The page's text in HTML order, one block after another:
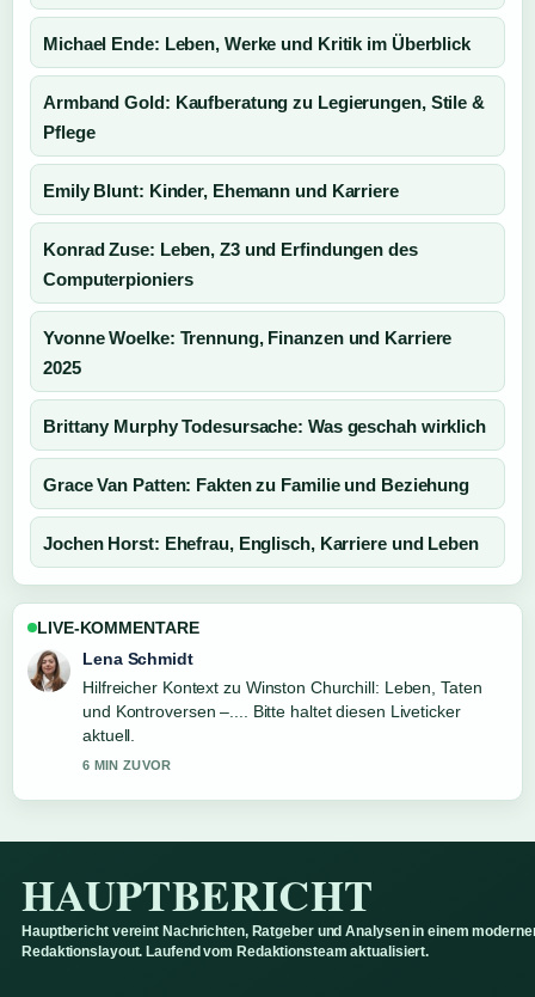
Michael Ende: Leben, Werke und Kritik im Überblick
Armband Gold: Kaufberatung zu Legierungen, Stile &
Pflege
Emily Blunt: Kinder, Ehemann und Karriere
Konrad Zuse: Leben, Z3 und Erfindungen des
Computerpioniers
Yvonne Woelke: Trennung, Finanzen und Karriere
2025
Brittany Murphy Todesursache: Was geschah wirklich
Grace Van Patten: Fakten zu Familie und Beziehung
Jochen Horst: Ehefrau, Englisch, Karriere und Leben
LIVE-KOMMENTARE
Felix Meyer
Die Berichterstattung zu Manuel Fettner: Freundin,
Trennung &#038; Karriereende wirkt solide und sehr gut
nachvollziehbar.
8 MIN ZUVOR
HAUPTBERICHT
Hauptbericht vereint Nachrichten, Ratgeber und Analysen in einem
Redaktionslayout. Laufend vom Redaktionsteam aktualisiert.